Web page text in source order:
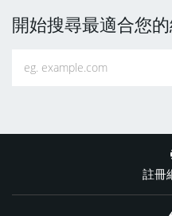
開始搜尋最適合您
註冊